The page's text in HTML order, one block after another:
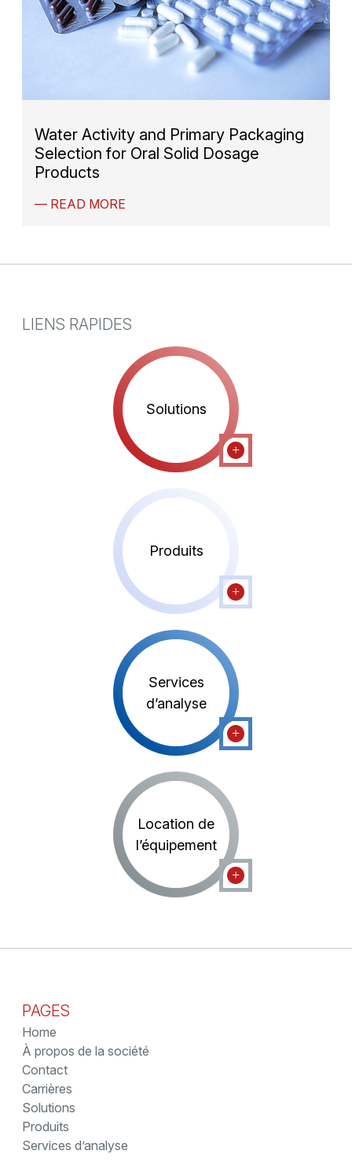
Water Activity and Primary Packaging
Selection for Oral Solid Dosage
Products
— READ MORE
LIENS RAPIDES
Solutions
Produits
Services
d’analyse
Location de
l’équipement
PAGES
Home
À propos de la société
Contact
Carrières
Solutions
Produits
Services d’analyse